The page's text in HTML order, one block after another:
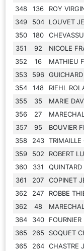
348 136 ROY
349
504 LOUVET
350
180
351
92 NICOLE
352
16 MATHIEU
353
596
354
148 RIEHL
355
35 MARIE
356
27
357
95 BOUVIER
358
243 TRIMAILLE
359
502 ROBERT
360
331
361
207 COPINET
362
247 ROBBE
362
48
364
340 FOURNIER
365
265 SOQUET
365
264 CHASTRE